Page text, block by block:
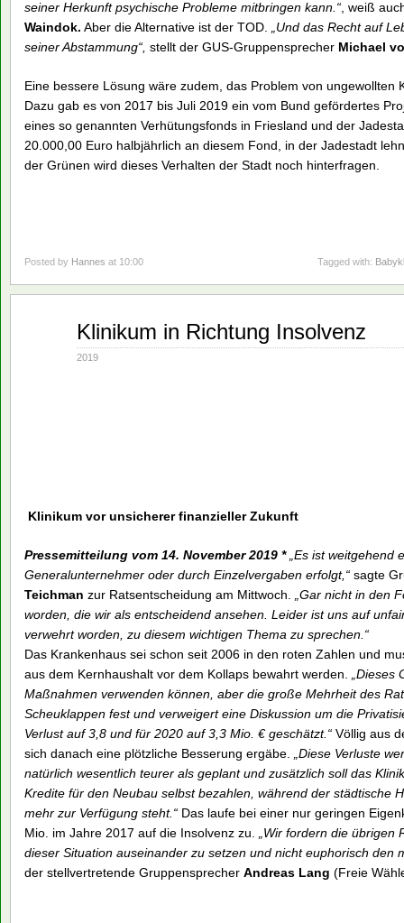
seiner Herkunft psychische Probleme mitbringen kann.“, weiß
Waindok. Aber die Alternative ist der TOD. „Und das Recht auf
seiner Abstammung“, stellt der GUS-Gruppensprecher Michael
Eine bessere Lösung wäre zudem, das Problem von ungewollten
Dazu gab es von 2017 bis Juli 2019 ein vom Bund gefördertes
eines so genannten Verhütungsfonds in Friesland und der
20.000,00 Euro halbjährlich an diesem Fond, in der Jadestadt
der Grünen wird dieses Verhalten der Stadt noch hinterfragen.
Posted by Hannes at 10:00 Tagged with:
Klinikum in Richtung Insolvenz
2019
Klinikum vor unsicherer finanzieller Zukunft
Pressemitteilung vom 14. November 2019 * „Es ist
Generalunternehmer oder durch Einzelvergaben erfolgt,“ sagte
Teichman zur Ratsentscheidung am Mittwoch.
„Gar nicht in den
worden, die wir als entscheidend ansehen. Leider ist uns auf
verwehrt worden, zu diesem wichtigen Thema zu sprechen.“
Das Krankenhaus sei schon seit 2006 in den roten Zahlen und
aus dem Kernhaushalt vor dem Kollaps bewahrt werden.
Maßnahmen verwenden können, aber die große Mehrheit des
Scheuklappen fest und verweigert eine Diskussion um die
Verlust auf 3,8 und für 2020 auf 3,3 Mio. € geschätzt.“ Völlig aus
sich danach eine plötzliche Besserung ergäbe.
„Diese Verluste
natürlich wesentlich teurer als geplant und zusätzlich soll das
Kredite für den Neubau selbst bezahlen, während der städtische
mehr zur Verfügung steht.“ Das laufe bei einer nur geringen
Mio. im Jahre 2017 auf die Insolvenz zu.
„Wir fordern die
dieser Situation auseinander zu setzen und nicht euphorisch den
der stellvertretende Gruppensprecher Andreas Lang (Freie